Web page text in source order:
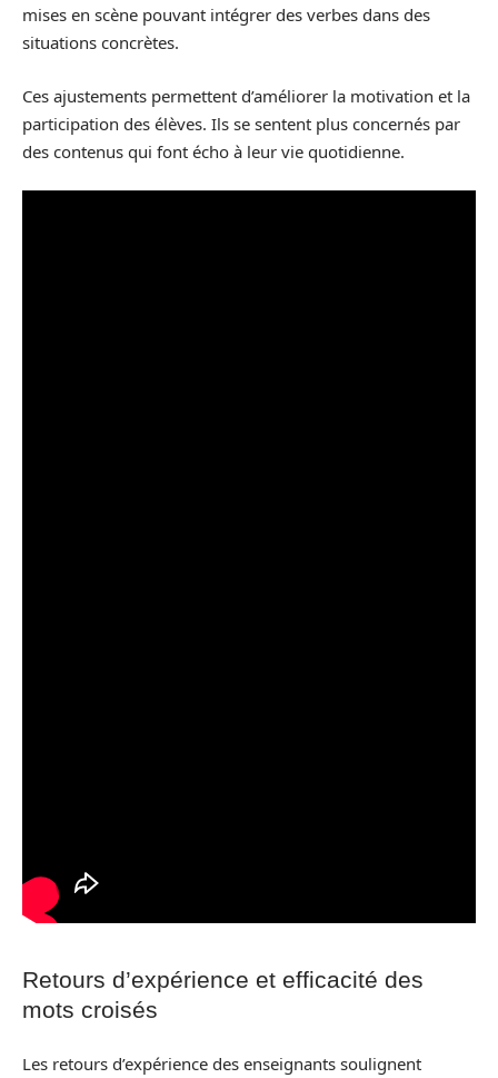
mises en scène pouvant intégrer des verbes dans des
situations concrètes.
Ces ajustements permettent d’améliorer la motivation et la
participation des élèves. Ils se sentent plus concernés par
des contenus qui font écho à leur vie quotidienne.
Retours d’expérience et efficacité des
mots croisés
Les retours d’expérience des enseignants soulignent